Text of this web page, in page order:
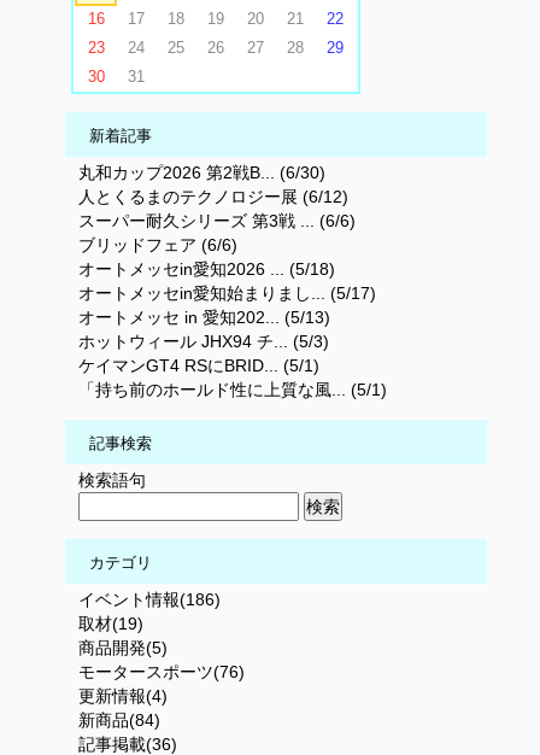
16
17 18 19 20 21
22
23
24 25 26 27 28
29
30
31
新着記事
丸和カップ2026 第2戦B... (6/30)
人とくるまのテクノロジー展 (6/12)
スーパー耐久シリーズ 第3戦 ... (6/6)
ブリッドフェア (6/6)
オートメッセin愛知2026 ... (5/18)
オートメッセin愛知始まりまし... (5/17)
オートメッセ in 愛知202... (5/13)
ホットウィール JHX94 チ... (5/3)
ケイマンGT4 RSにBRID... (5/1)
「持ち前のホールド性に上質な風... (5/1)
記事検索
検索語句
カテゴリ
イベント情報(186)
取材(19)
商品開発(5)
モータースポーツ(76)
更新情報(4)
新商品(84)
記事掲載(36)